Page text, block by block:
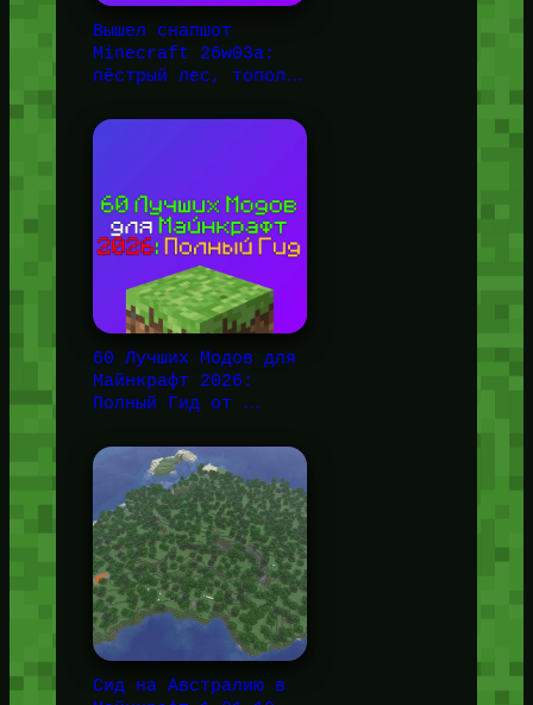
Вышел снапшот
Minecraft 26w03a:
пёстрый лес, топол…
60 Лучших Модов для
Майнкрафт 2026:
Полный Гид от …
Сид на Австралию в